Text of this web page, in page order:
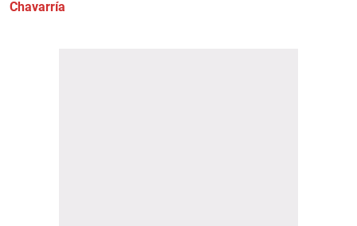
Chavarría